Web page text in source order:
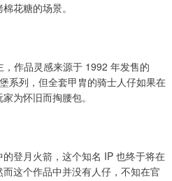
花糖的场景。
作品灵感来源于 1992 年发售的
系列，但全套甲胄的骑士人仔如果在
为怀旧而掏腰包。
登月火箭，这个知名 IP 也终于将在
这个作品中并没有人仔，不知在官